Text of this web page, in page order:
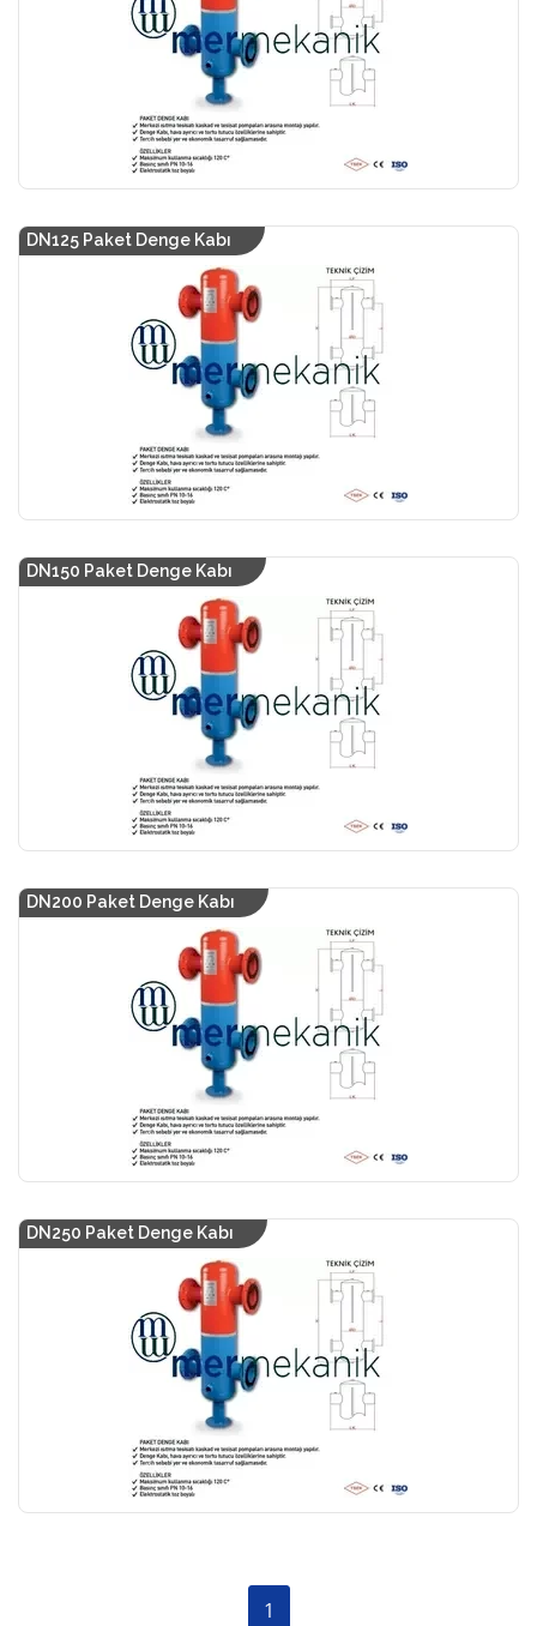
DN125 Paket Denge Kabı
DN150 Paket Denge Kabı
DN200 Paket Denge Kabı
DN250 Paket Denge Kabı
1